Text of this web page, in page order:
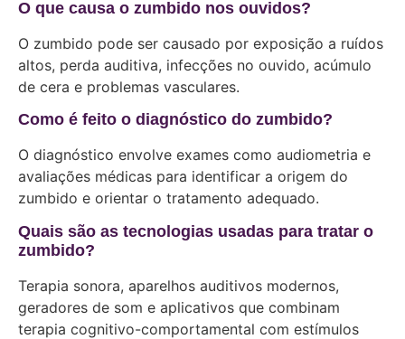
O que causa o zumbido nos ouvidos?
O zumbido pode ser causado por exposição a ruídos
altos, perda auditiva, infecções no ouvido, acúmulo
de cera e problemas vasculares.
Como é feito o diagnóstico do zumbido?
O diagnóstico envolve exames como audiometria e
avaliações médicas para identificar a origem do
zumbido e orientar o tratamento adequado.
Quais são as tecnologias usadas para tratar o
zumbido?
Terapia sonora, aparelhos auditivos modernos,
geradores de som e aplicativos que combinam
terapia cognitivo-comportamental com estímulos